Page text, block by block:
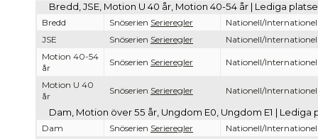
Bredd, JSE, Motion U 40 år, Motion 40-54 år | Lediga
Bredd Snöserien Serieregler
Nationell/
JSE
Snöserien Serieregler
Nationell/
Motion 40-54
år
Snöserien Serieregler Nationell/
Motion U 40
år
Snöserien Serieregler Nationell/
Dam, Motion över 55 år, Ungdom E0, Ungdom E1 |
Dam Snöserien Serieregler
Nationell/